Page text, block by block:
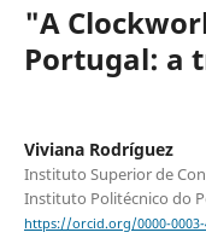
"A
Portugal: a
Viviana Rodríguez
Instituto Superior de
Instituto Politécnico do
https://orcid.org/0000-0003-